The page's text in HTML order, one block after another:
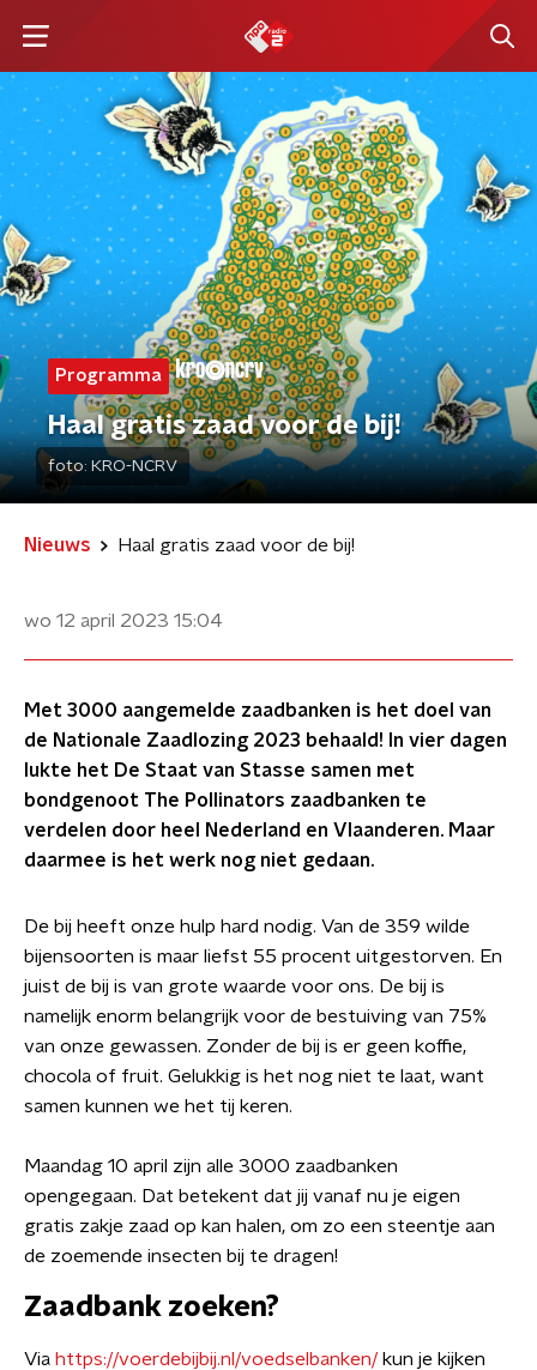
Programma
Haal gratis zaad voor de bij!
foto: KRO-NCRV
Nieuws Haal gratis zaad voor de bij!
wo 12 april 2023 15:04
Met 3000 aangemelde zaadbanken is het doel van
de Nationale Zaadlozing 2023 behaald! In vier dagen
lukte het De Staat van Stasse samen met
bondgenoot The Pollinators zaadbanken te
verdelen door heel Nederland en Vlaanderen. Maar
daarmee is het werk nog niet gedaan.
De bij heeft onze hulp hard nodig. Van de 359 wilde
bijensoorten is maar liefst 55 procent uitgestorven. En
juist de bij is van grote waarde voor ons. De bij is
namelijk enorm belangrijk voor de bestuiving van 75%
van onze gewassen. Zonder de bij is er geen koffie,
chocola of fruit. Gelukkig is het nog niet te laat, want
samen kunnen we het tij keren.
Maandag 10 april zijn alle 3000 zaadbanken
opengegaan. Dat betekent dat jij vanaf nu je eigen
gratis zakje zaad op kan halen, om zo een steentje aan
de zoemende insecten bij te dragen!
Zaadbank zoeken?
Via https://voerdebijbij.nl/voedselbanken/ kun je kijken